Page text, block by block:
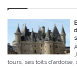
tours, ses toits